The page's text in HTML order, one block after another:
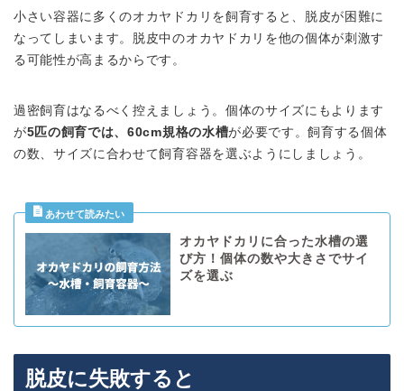
小さい容器に多くのオカヤドカリを飼育すると、脱皮が困難に
なってしまいます。脱皮中のオカヤドカリを他の個体が刺激す
る可能性が高まるからです。
過密飼育はなるべく控えましょう。 個体のサイズにもよります
が5匹の飼育では、60cm規格の水槽が必要です。飼育する個体
の数、サイズに合わせて飼育容器を選ぶようにしましょう。
オカヤドカリに合った水槽の選
び方！個体の数や大きさでサイ
ズを選ぶ
脱皮に失敗すると